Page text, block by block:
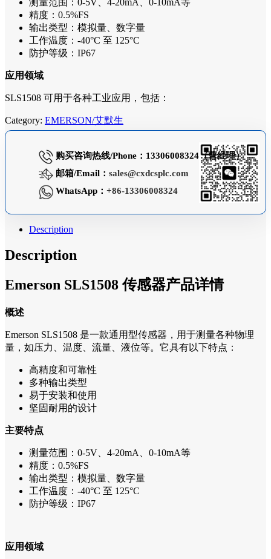
精度：0.5%FS
输出类型：模拟量、数字量
工作温度：-40°C 至 125°C
防护等级：IP67
应用领域
SLS1508 可用于各种工业应用，包括：
Category: EMERSON/艾默生
购买咨询热线/Phone：13306008324（曹经理）
邮箱/Email： sales@cxdcsplc.com
WhatsApp： +86-13306008324
Description
Description
Emerson SLS1508 传感器产品详情
概述
Emerson SLS1508 是一款通用型传感器，用于测量各种物理
量，如压力、温度、流量、液位等。它具有以下特点：
高精度和可靠性
多种输出类型
易于安装和使用
坚固耐用的设计
主要特点
测量范围：0-5V、4-20mA、0-10mA等
精度：0.5%FS
输出类型：模拟量、数字量
工作温度：-40°C 至 125°C
防护等级：IP67
应用领域